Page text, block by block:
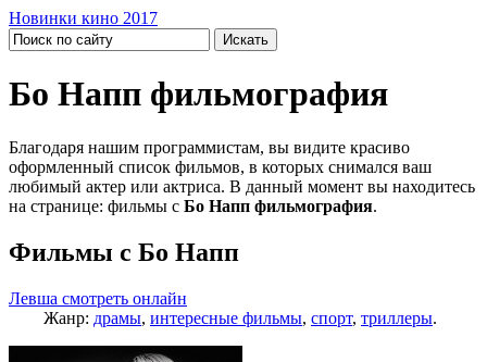
Новинки кино 2017
Бо Напп фильмография
Благодаря нашим программистам, вы видите красиво
оформленный список фильмов, в которых снимался ваш
любимый актер или актриса. В данный момент вы находитесь
на странице: фильмы с Бо Напп фильмография.
Фильмы с Бо Напп
Левша смотреть онлайн
Жанр: драмы, интересные фильмы, спорт, триллеры.